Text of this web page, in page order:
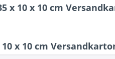
x 10 x 10 cm
x 10 cm